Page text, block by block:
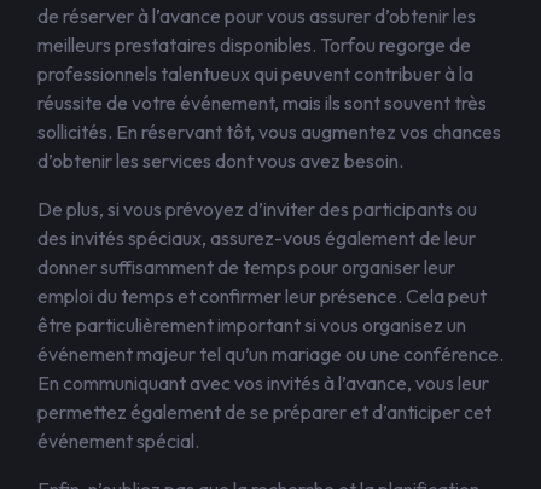
de réserver à l’avance pour vous assurer d’obtenir les
meilleurs prestataires disponibles. Torfou regorge de
professionnels talentueux qui peuvent contribuer à la
réussite de votre événement, mais ils sont souvent très
sollicités. En réservant tôt, vous augmentez vos chances
d’obtenir les services dont vous avez besoin.
De plus, si vous prévoyez d’inviter des participants ou
des invités spéciaux, assurez-vous également de leur
donner suffisamment de temps pour organiser leur
emploi du temps et confirmer leur présence. Cela peut
être particulièrement important si vous organisez un
événement majeur tel qu’un mariage ou une conférence.
En communiquant avec vos invités à l’avance, vous leur
permettez également de se préparer et d’anticiper cet
événement spécial.